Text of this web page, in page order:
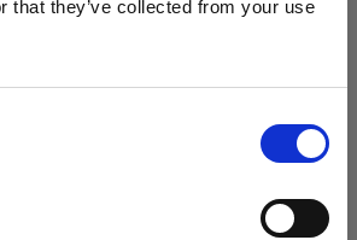
that they’ve collected from your use
la tua location?